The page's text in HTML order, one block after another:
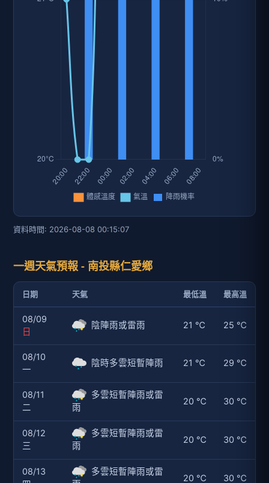
資料時間: 2026-08-08 00:15:07
一週天氣預報 - 南投縣仁愛鄉
日期 天氣 最低溫 最高溫
08/09
日
陰陣雨或雷雨 21 ℃ 25 ℃
08/10
一
陰時多雲短暫陣雨 21 ℃ 29 ℃
08/11
二
多雲短暫陣雨或雷
雨
20 ℃ 30 ℃
08/12
三
多雲短暫陣雨或雷
雨
20 ℃ 30 ℃
08/13
多雲短暫陣雨或雷
20 ℃ 30 ℃